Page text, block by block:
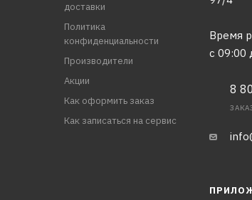
доставки
Политика
конфиденциальности
Производители
Акции
Как оформить заказ
Как записаться на сервис
Время
с 09:00
8